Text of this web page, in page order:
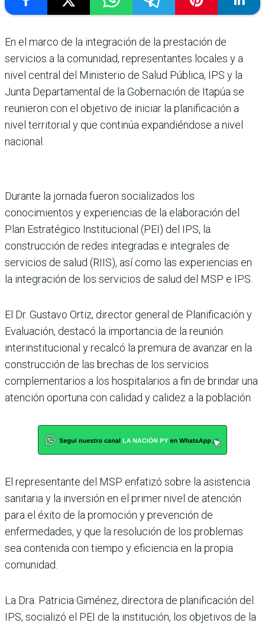
En el marco de la integración de la prestación de
servicios a la comunidad, representantes locales y a
nivel central del Ministerio de Salud Pública, IPS y la
Junta Departamental de la Gobernación de Itapúa se
reunieron con el objetivo de iniciar la planificación a
nivel territorial y que continúa expandiéndose a nivel
nacional.
Durante la jornada fueron socializados los
conocimientos y experiencias de la elaboración del
Plan Estratégico Institucional (PEI) del IPS, la
construcción de redes integradas e integrales de
servicios de salud (RIIS), así como las experiencias en
la integración de los servicios de salud del MSP e IPS.
El Dr. Gustavo Ortiz, director general de Planificación y
Evaluación, destacó la importancia de la reunión
interinstitucional y recalcó la premura de avanzar en la
construcción de las brechas de los servicios
complementarios a los hospitalarios a fin de brindar una
atención oportuna con calidad y calidez a la población.
El representante del MSP enfatizó sobre la asistencia
sanitaria y la inversión en el primer nivel de atención
para el éxito de la promoción y prevención de
enfermedades, y que la resolución de los problemas
sea contenida con tiempo y eficiencia en la propia
comunidad.
La Dra. Patricia Giménez, directora de planificación del
IPS, socializó el PEI de la institución, los objetivos de la